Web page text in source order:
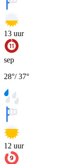
13 uur
sep
28°/37°
12 uur